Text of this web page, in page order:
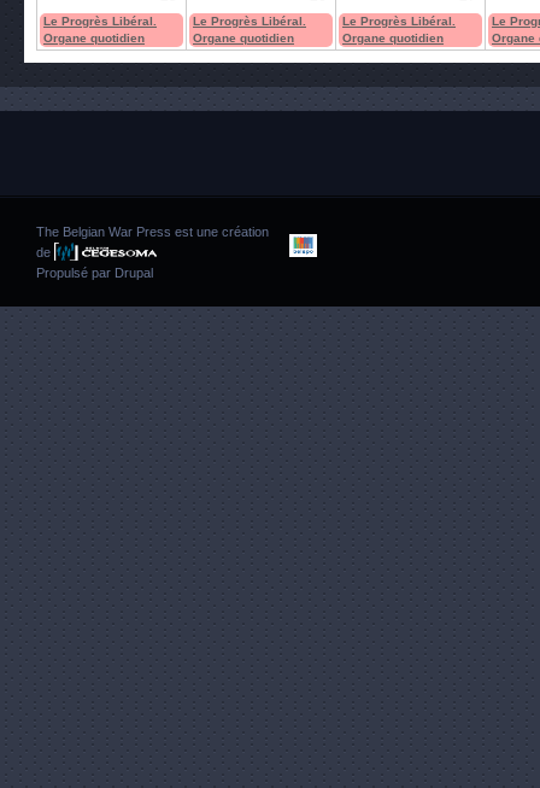
Le Progrès Libéral.
Organe quotidien
Le Progrès Libéral.
Organe quotidien
Le Progrès Libéral.
Organe quotidien
Le
Organe
The Belgian War Press est une création
de
Propulsé par Drupal